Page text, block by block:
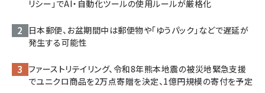
リシー」でAI・自動化ツールの使用ルールが厳格化
日本郵便、お盆期間中は郵便物や「ゆうパック」などで遅延が
発生する可能性
ファーストリテイリング、令和8年熊本地震の被災地緊急支援
でユニクロ商品を2万点寄贈を決定、1億円規模の寄付を予定